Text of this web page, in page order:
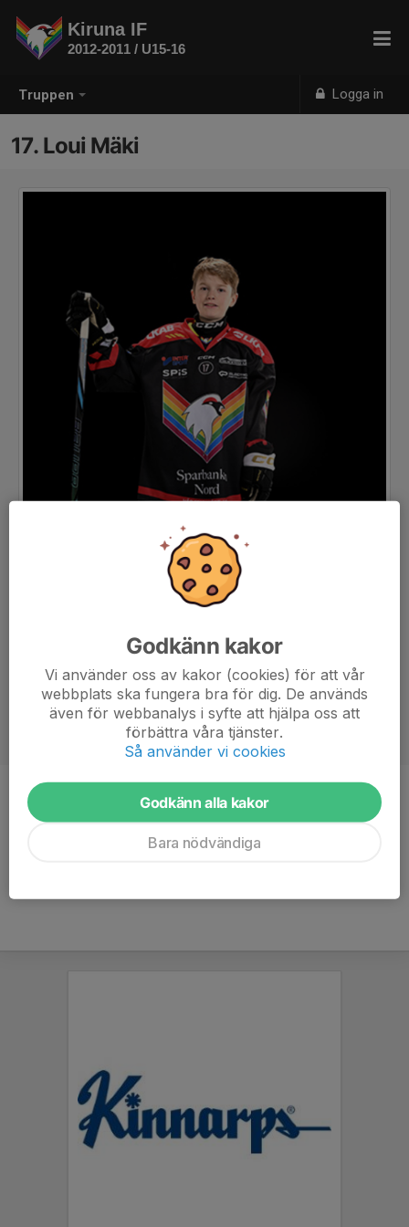
Truppen Logga in
Kiruna IF
2012-2011 / U15-16
17. Loui Mäki
Position
Back
Godkänn kakor
Vi använder oss av kakor (cookies) för att vår
webbplats ska fungera bra för dig. De används
även för webbanalys i syfte att hjälpa oss att
förbättra våra tjänster.
Så använder vi cookies
Godkänn alla kakor
Bara nödvändiga